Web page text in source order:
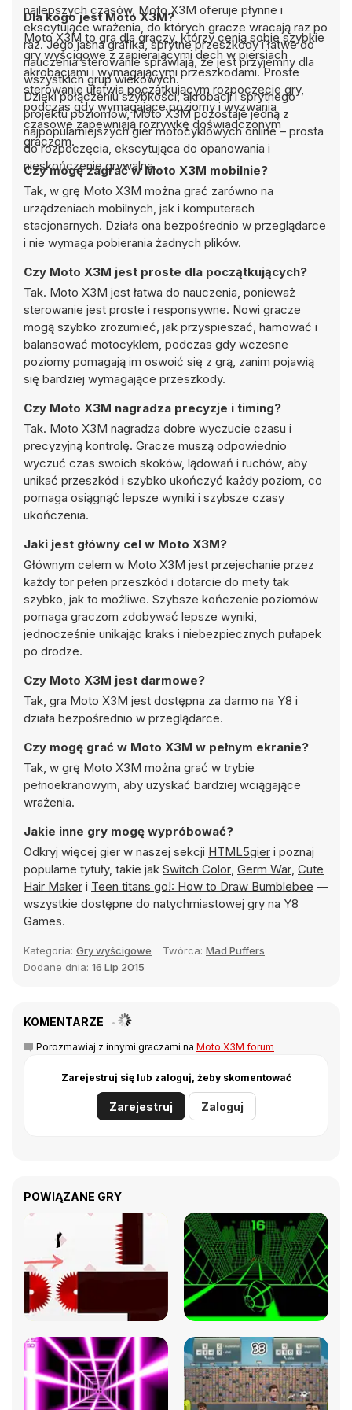
najlepszych czasów, Moto X3M oferuje płynne i
ekscytujące wrażenia, do których gracze wracają raz po
raz. Jego jasna grafika, sprytne przeszkody i łatwe do
nauczenia sterowanie sprawiają, że jest przyjemny dla
wszystkich grup wiekowych.
Dzięki połączeniu szybkości, akrobacji i sprytnego
projektu poziomów, Moto X3M pozostaje jedną z
najpopularniejszych gier motocyklowych online – prosta
do rozpoczęcia, ekscytująca do opanowania i
nieskończenie grywalna.
Dla kogo jest Moto X3M?
Moto X3M to gra dla graczy, którzy cenią sobie szybkie
gry wyścigowe z zapierającymi dech w piersiach
akrobacjami i wymagającymi przeszkodami. Proste
sterowanie ułatwia początkującym rozpoczęcie gry,
podczas gdy wymagające poziomy i wyzwania
czasowe zapewniają rozrywkę doświadczonym
graczom.
Czy mogę zagrać w Moto X3M mobilnie?
Tak, w grę Moto X3M można grać zarówno na
urządzeniach mobilnych, jak i komputerach
stacjonarnych. Działa ona bezpośrednio w przeglądarce
i nie wymaga pobierania żadnych plików.
Czy Moto X3M jest proste dla początkujących?
Tak. Moto X3M jest łatwa do nauczenia, ponieważ
sterowanie jest proste i responsywne. Nowi gracze
mogą szybko zrozumieć, jak przyspieszać, hamować i
balansować motocyklem, podczas gdy wczesne
poziomy pomagają im oswoić się z grą, zanim pojawią
się bardziej wymagające przeszkody.
Czy Moto X3M nagradza precyzje i timing?
Tak. Moto X3M nagradza dobre wyczucie czasu i
precyzyjną kontrolę. Gracze muszą odpowiednio
wyczuć czas swoich skoków, lądowań i ruchów, aby
unikać przeszkód i szybko ukończyć każdy poziom, co
pomaga osiągnąć lepsze wyniki i szybsze czasy
ukończenia.
Jaki jest główny cel w Moto X3M?
Głównym celem w Moto X3M jest przejechanie przez
każdy tor pełen przeszkód i dotarcie do mety tak
szybko, jak to możliwe. Szybsze kończenie poziomów
pomaga graczom zdobywać lepsze wyniki,
jednocześnie unikając kraks i niebezpiecznych pułapek
po drodze.
Czy Moto X3M jest darmowe?
Tak, gra Moto X3M jest dostępna za darmo na Y8 i
działa bezpośrednio w przeglądarce.
Czy mogę grać w Moto X3M w pełnym ekranie?
Tak, w grę Moto X3M można grać w trybie
pełnoekranowym, aby uzyskać bardziej wciągające
wrażenia.
Jakie inne gry mogę wypróbować?
Odkryj więcej gier w naszej sekcji HTML5gier i poznaj
popularne tytuły, takie jak Switch Color, Germ War, Cute
Hair Maker i Teen titans go!: How to Draw Bumblebee —
wszystkie dostępne do natychmiastowej gry na Y8
Games.
Kategoria: Gry wyścigowe Twórca: Mad Puffers
Dodane dnia: 16 Lip 2015
KOMENTARZE
Porozmawiaj z innymi graczami na Moto X3M forum
Zarejestruj się lub zaloguj, żeby skomentować
Zarejestruj Zaloguj
POWIĄZANE GRY